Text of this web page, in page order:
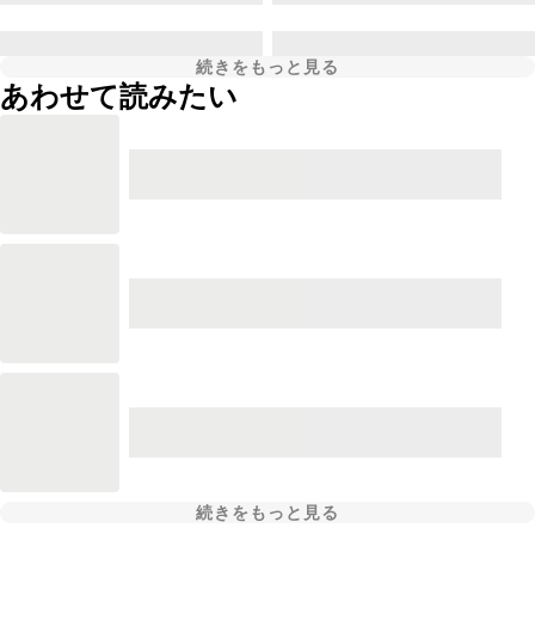
続きをもっと見る
あわせて読みたい
続きをもっと見る